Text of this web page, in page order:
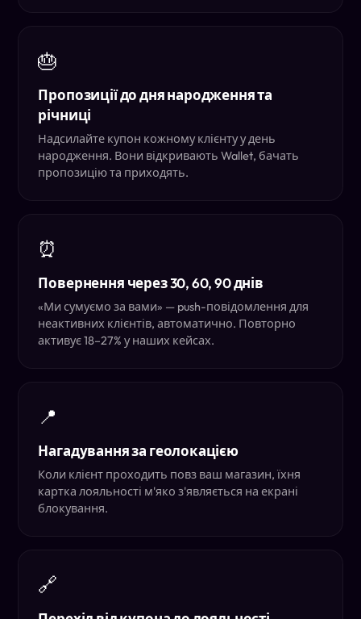
🎂
Пропозиції до дня народження та
річниці
Надсилайте купон кожному клієнту у день
народження. Вони відкривають Wallet, бачать
пропозицію та приходять.
⏰
Повернення через 30, 60, 90 днів
«Ми сумуємо за вами» — push-повідомлення для
неактивних клієнтів, автоматично. Повторно
активує 18–27% у наших кейсах.
📍
Нагадування за геолокацією
Коли клієнт проходить повз ваш магазин, їхня
картка лояльності м'яко з'являється на екрані
блокування.
🔗